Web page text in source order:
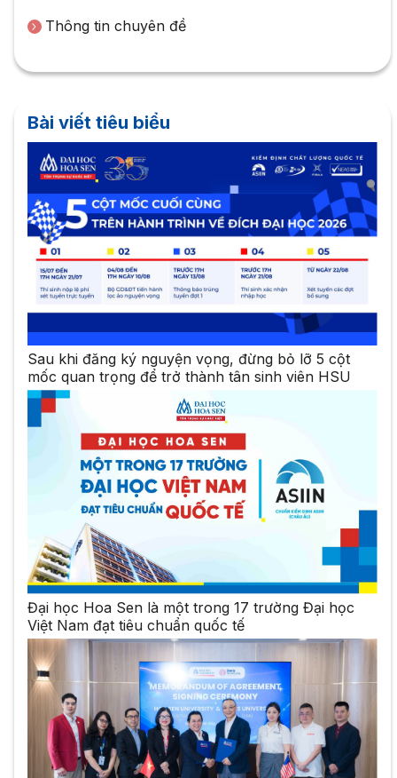
Thông tin chuyên đề
Bài viết tiêu biểu
Sau khi đăng ký nguyện vọng, đừng bỏ lỡ 5 cột
mốc quan trọng để trở thành tân sinh viên HSU
Đại học Hoa Sen là một trong 17 trường Đại học
Việt Nam đạt tiêu chuẩn quốc tế